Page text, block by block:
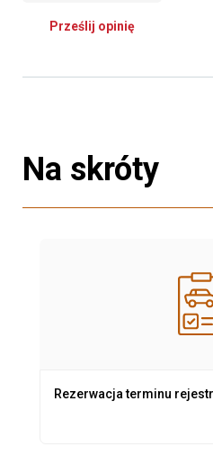
Prześlij opinię
Na skróty
Rezerwacja terminu